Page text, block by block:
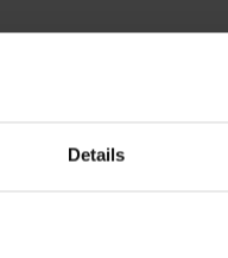
Details